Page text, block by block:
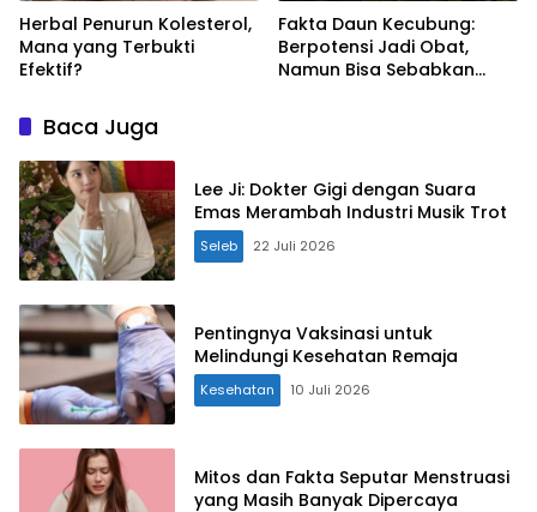
Herbal Penurun Kolesterol,
Mana yang Terbukti
Efektif?
Fakta Daun Kecubung:
Berpotensi Jadi Obat,
Namun Bisa Sebabkan
Baca Juga
Lee Ji: Dokter Gigi dengan Suara
Emas Merambah Industri Musik Trot
Seleb 22 Juli 2026
Pentingnya Vaksinasi untuk
Melindungi Kesehatan Remaja
Kesehatan 10 Juli 2026
Mitos dan Fakta Seputar Menstruasi
yang Masih Banyak Dipercaya